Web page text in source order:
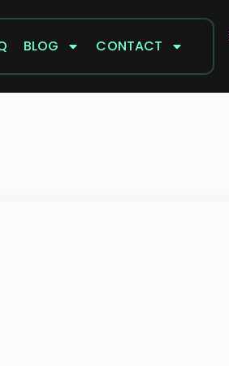
BLOG CONTACT